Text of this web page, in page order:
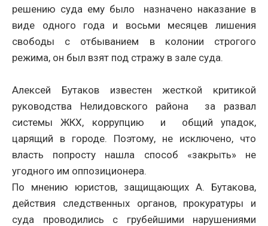
решению суда ему было назначено наказание в
виде одного года и восьми месяцев лишения
свободы с отбыванием в колонии строгого
режима, он был взят под стражу в зале суда.
Алексей Бутаков известен жесткой критикой
руководства Нелидовского района за развал
системы ЖКХ, коррупцию и общий упадок,
царящий в городе. Поэтому, не исключено, что
власть попросту нашла способ «закрыть» не
угодного им оппозиционера.
По мнению юристов, защищающих А. Бутакова,
действия следственных органов, прокуратуры и
суда проводились с грубейшими нарушениями